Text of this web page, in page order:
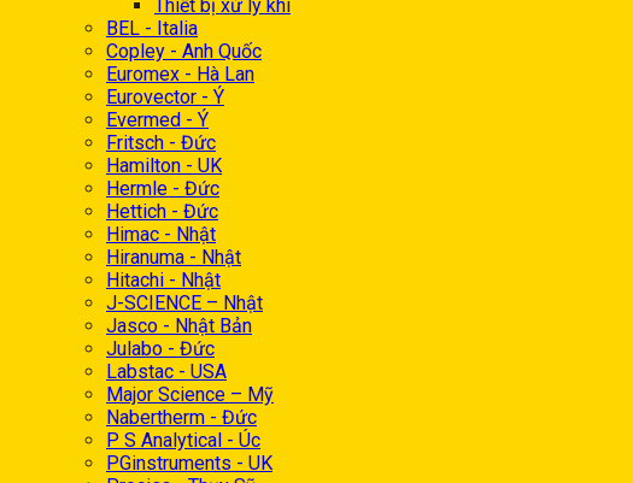
Thiết bị xử lý khí
BEL - Italia
Copley - Anh Quốc
Euromex - Hà Lan
Eurovector - Ý
Evermed - Ý
Fritsch - Đức
Hamilton - UK
Hermle - Đức
Hettich - Đức
Himac - Nhật
Hiranuma - Nhật
Hitachi - Nhật
J-SCIENCE – Nhật
Jasco - Nhật Bản
Julabo - Đức
Labstac - USA
Major Science – Mỹ
Nabertherm - Đức
P S Analytical - Úc
PGinstruments - UK